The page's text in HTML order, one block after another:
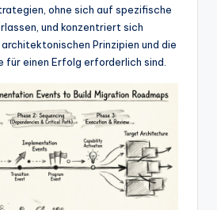
ohne sich auf spezifische
und konzentriert sich
Prinzipien und die
für einen Erfolg erforderlich sind.